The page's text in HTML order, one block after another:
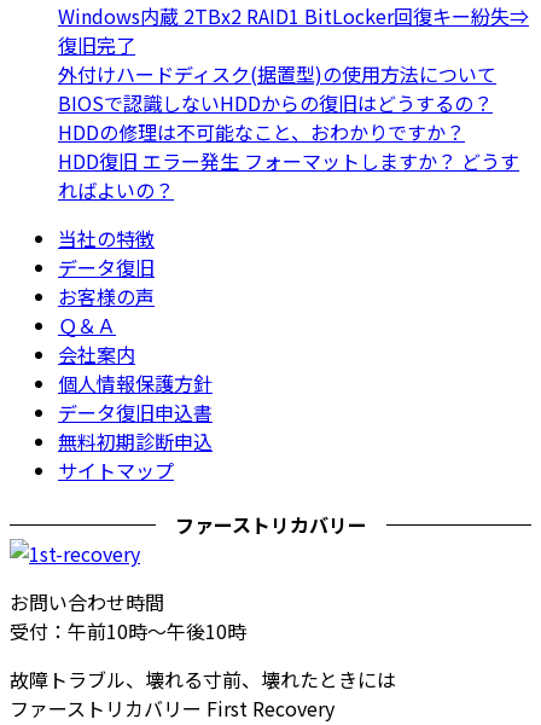
Windows内蔵 2TBx2 RAID1 BitLocker回復キー紛失⇒
復旧完了
外付けハードディスク(据置型)の使用方法について
BIOSで認識しないHDDからの復旧はどうするの？
HDDの修理は不可能なこと、おわかりですか？
HDD復旧 エラー発生 フォーマットしますか？ どうす
ればよいの？
当社の特徴
データ復旧
お客様の声
Ｑ＆Ａ
会社案内
個人情報保護方針
データ復旧申込書
無料初期診断申込
サイトマップ
ファーストリカバリー
お問い合わせ時間
受付：午前10時～午後10時
故障トラブル、壊れる寸前、壊れたときには
ファーストリカバリー First Recovery